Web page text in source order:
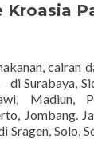
Kroasia
cairan
di Surabaya,
Madiun,
Jombang.
Solo,